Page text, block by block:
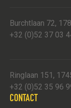
Burchtlaan 72,
+32 (0)52 37 03
Ringlaan 151,
+32 (0)52 35 96
CONTACT